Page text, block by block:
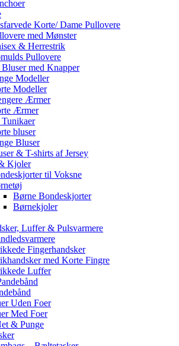
Korte/ Dame Pullovere
med Mønster
& Herrestrik
Pullovere
med Knapper
Modeller
Modeller
Ærmer
Ærmer
bluser
Bluser
& T-shirts af Jersey
Kjoler
til Voksne
Børne Bondeskjorter
Børnekjoler
Luffer & Pulsvarmere
Fingerhandsker
med Korte Fingre
Luffer
Uden Foer
Med Foer
& Punge